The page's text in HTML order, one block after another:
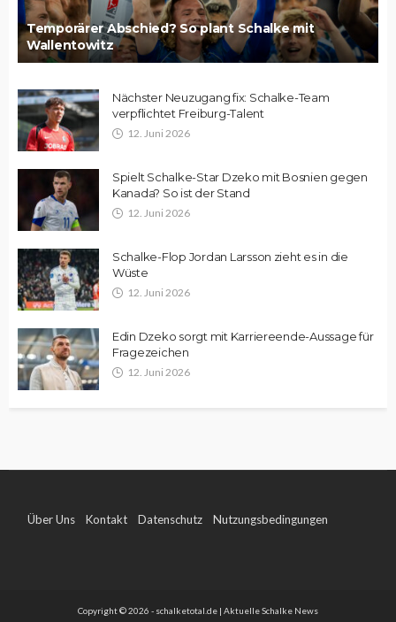
Temporärer Abschied? So plant Schalke mit
Wallentowitz
Nächster Neuzugang fix: Schalke-Team
verpflichtet Freiburg-Talent
12. Juni 2026
Spielt Schalke-Star Dzeko mit Bosnien gegen
Kanada? So ist der Stand
12. Juni 2026
Schalke-Flop Jordan Larsson zieht es in die
Wüste
12. Juni 2026
Edin Dzeko sorgt mit Karriereende-Aussage für
Fragezeichen
12. Juni 2026
Über Uns Kontakt Datenschutz Nutzungsbedingungen
Copyright © 2026 - schalketotal.de | Aktuelle Schalke News